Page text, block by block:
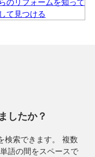
したか？
検索できます。 複数
語の間をスペースで